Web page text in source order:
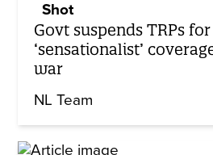
Shot
Govt suspends TRPs
‘sensationalist’
war
NL Team